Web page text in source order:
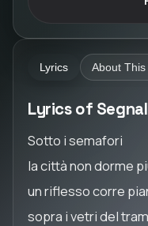
Lyrics About This
Lyrics of
Sotto i semafori
la città non dorme
un riflesso corre
sopra i vetri del tram